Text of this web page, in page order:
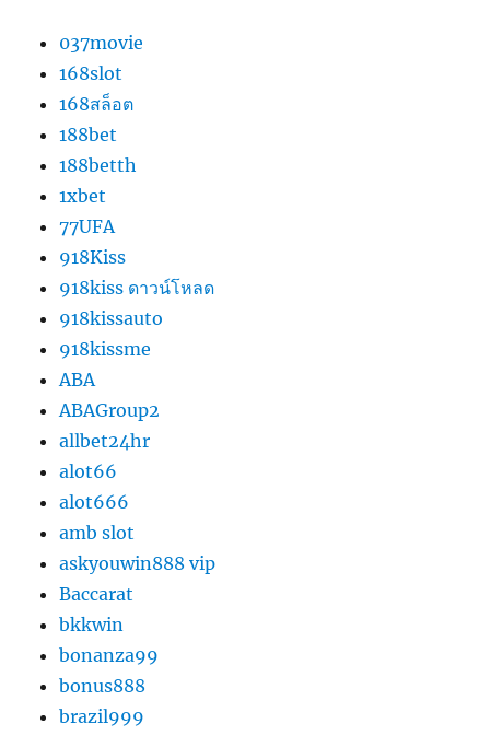
037movie
168slot
168สล็อต
188bet
188betth
1xbet
77UFA
918Kiss
918kiss ดาวน์โหลด
918kissauto
918kissme
ABA
ABAGroup2
allbet24hr
alot66
alot666
amb slot
askyouwin888 vip
Baccarat
bkkwin
bonanza99
bonus888
brazil999